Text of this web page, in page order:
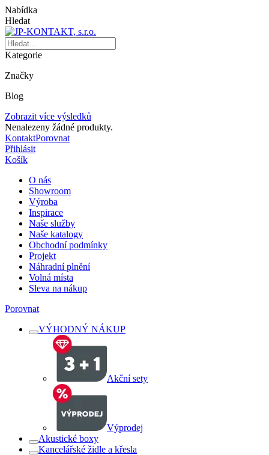
Nabídka
Hledat
Kategorie
Značky
Blog
Zobrazit více výsledků
Nenalezeny žádné produkty.
KontaktPorovnat
Přihlásit
Košík
O nás
Showroom
Výroba
Inspirace
Naše služby
Naše katalogy
Obchodní podmínky
Projekt
Náhradní plnění
Volná místa
Sleva na nákup
Porovnat
VÝHODNÝ NÁKUP
Akční sety
Výprodej
Akustické boxy
Kancelářské židle a křesla